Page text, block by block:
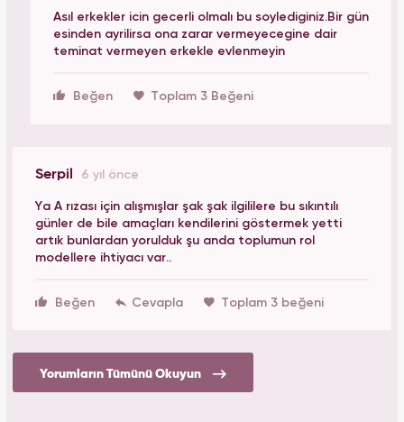
Asıl erkekler icin gecerli olmalı bu soylediginiz.Bir gün
esinden ayrilirsa ona zarar vermeyecegine dair
teminat vermeyen erkekle evlenmeyin
Beğen Toplam 3 Beğeni
Serpil 6 yıl önce
Ya A rızası için alışmışlar şak şak ilgililere bu sıkıntılı
günler de bile amaçları kendilerini göstermek yetti
artık bunlardan yorulduk şu anda toplumun rol
modellere ihtiyacı var..
Beğen Toplam 3 beğeni
Yorumların Tümünü Okuyun